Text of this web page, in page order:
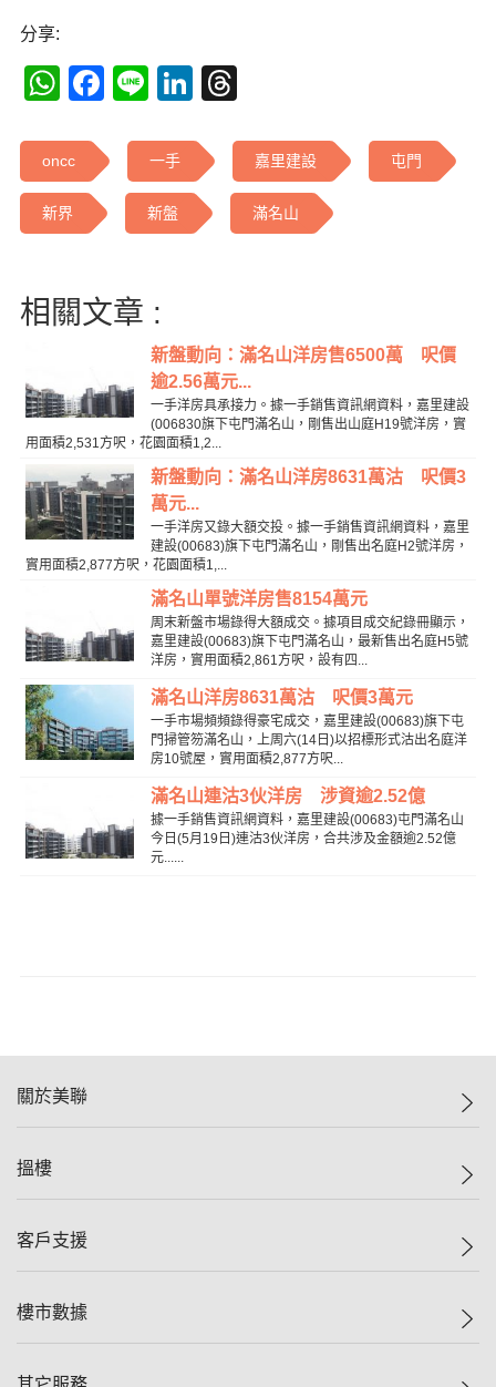
分享:
WhatsApp
Facebook
LineLinkedIn
oncc 一手 嘉里建設 屯門
新界 新盤 滿名山
相關文章 :
新盤動向：滿名山洋房售6500萬 呎價
逾2.56萬元...
一手洋房具承接力。據一手銷售資訊網資料，嘉里建設
(006830旗下屯門滿名山，剛售出山庭H19號洋房，實
用面積2,531方呎，花園面積1,2...
新盤動向：滿名山洋房8631萬沽 呎價3
萬元...
一手洋房又錄大額交投。據一手銷售資訊網資料，嘉里
建設(00683)旗下屯門滿名山，剛售出名庭H2號洋房，
實用面積2,877方呎，花園面積1,...
滿名山單號洋房售8154萬元
周末新盤市場錄得大額成交。據項目成交紀錄冊顯示，
嘉里建設(00683)旗下屯門滿名山，最新售出名庭H5號
洋房，實用面積2,861方呎，設有四...
滿名山洋房8631萬沽 呎價3萬元
一手市場頻頻錄得豪宅成交，嘉里建設(00683)旗下屯
門掃管笏滿名山，上周六(14日)以招標形式沽出名庭洋
房10號屋，實用面積2,877方呎...
滿名山連沽3伙洋房 涉資逾2.52億
據一手銷售資訊網資料，嘉里建設(00683)屯門滿名山
今日(5月19日)連沽3伙洋房，合共涉及金額逾2.52億
元......
關於美聯
美聯集團
人才招募
搵樓
一手新盤
減價
客戶支援
自助放盤
樓市數據
樓價指數